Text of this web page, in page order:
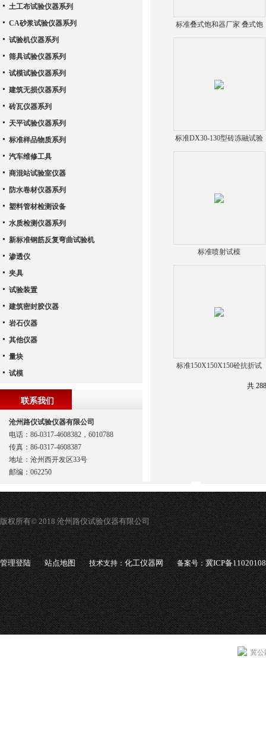
标准叠式饱和器厂家 叠式饱
标准DX30-130型砖冻融试验
标准喷射试模
标准150X150X150砼抗折试
共
土工布试验仪器系列
CA砂浆试验仪器系列
试验机仪器系列
筛具试验仪器系列
试模试验仪器系列
建筑无损仪器系列
砖瓦仪器系列
天平试验仪器系列
标准样品物质系列
汽车维修工具
商混站试验室仪器
防水卷材仪器系列
塑料管材检测设备
水质检测仪器系列
新标准钢筋反复弯曲试验机
渗透仪
夹具
试验装置
建筑密封胶仪器
岩石仪器
其他仪器
量块
试模
联系我们
沧州路仪试验仪器有限公司
电话：86-0317-4608382，6010788
传真：86-0317-4608387
地址：沧州西开发区33号
邮编：062250
版权所有© 2018 沧州路仪试验仪器有限公司
管理登陆 站点地图 技术支持：化工仪器网 备案号：冀ICP备
冀公